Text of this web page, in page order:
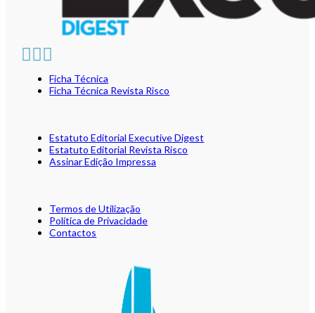
Ficha Técnica
Ficha Técnica Revista Risco
Estatuto Editorial Executive Digest
Estatuto Editorial Revista Risco
Assinar Edição Impressa
Termos de Utilização
Política de Privacidade
Contactos